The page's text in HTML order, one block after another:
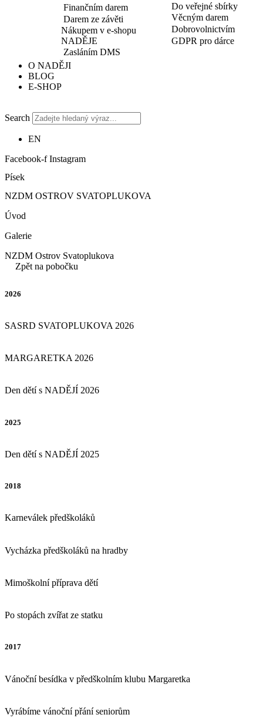
Finančním darem
Darem ze závěti
Nákupem v e-shopu
NADĚJE
Zasláním DMS
Do veřejné sbírky
Věcným darem
Dobrovolnictvím
GDPR pro dárce
O NADĚJI
BLOG
E-SHOP
Search
EN
Facebook-f Instagram
Písek
NZDM OSTROV SVATOPLUKOVA
Úvod
Galerie
NZDM Ostrov Svatoplukova
Zpět na pobočku
2026
SASRD SVATOPLUKOVA 2026
MARGARETKA 2026
Den dětí s NADĚJÍ 2026
2025
Den dětí s NADĚJÍ 2025
2018
Karneválek předškoláků
Vycházka předškoláků na hradby
Mimoškolní příprava dětí
Po stopách zvířat ze statku
2017
Vánoční besídka v předškolním klubu Margaretka
Vyrábíme vánoční přání seniorům